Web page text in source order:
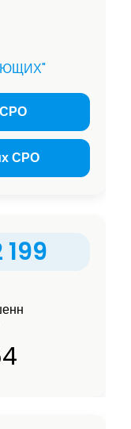
СРО
СРО
199